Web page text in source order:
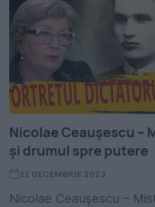
Nicolae Ceaușescu –
și drumul spre putere
22 DECEMBRIE 2023
Nicolae Ceaușescu –